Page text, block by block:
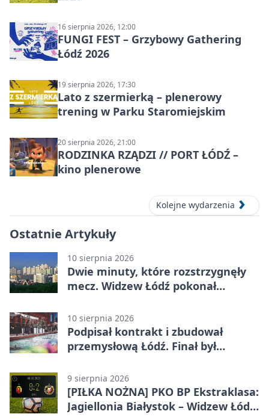
16 sierpnia 2026, 12:00
FUNGI FEST – Grzybowy Gathering
Łódź 2026
19 sierpnia 2026, 17:30
Lato z szermierką – plenerowy
trening w Parku Staromiejskim
20 sierpnia 2026, 21:00
RODZINKA RZĄDZI // PORT ŁÓDŹ –
kino plenerowe
Kolejne wydarzenia
Ostatnie Artykuły
10 sierpnia 2026
Dwie minuty, które rozstrzygnęły
mecz. Widzew Łódź pokonał
10 sierpnia 2026
Podpisał kontrakt i zbudował
przemysłową Łódź. Finał był
9 sierpnia 2026
[PIŁKA NOŻNA] PKO BP Ekstraklasa:
Jagiellonia Białystok – Widzew Łódź